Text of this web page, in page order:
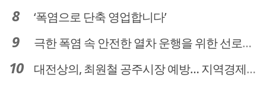
‘폭염으로 단축 영업합니다’
극한 폭염 속 안전한 열차 운행을 위한 선로관리
대전상의, 최원철 공주시장 예방… 지역경제 협력방안 논의